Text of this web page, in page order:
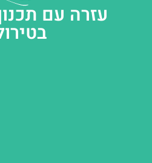
עזרה עם